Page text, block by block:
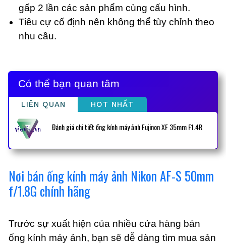
gấp 2 lần các sản phẩm cùng cấu hình.
Tiêu cự cố định nên không thể tùy chỉnh theo
nhu cầu.
Có thể bạn quan tâm
LIÊN QUAN HOT NHẤT
Đánh giá chi tiết ống kính máy ảnh Fujinon XF 35mm F1.4R
Nơi bán ống kính máy ảnh Nikon AF-S 50mm
f/1.8G chính hãng
Trước sự xuất hiện của nhiều cửa hàng bán
ống kính máy ảnh, bạn sẽ dễ dàng tìm mua sản